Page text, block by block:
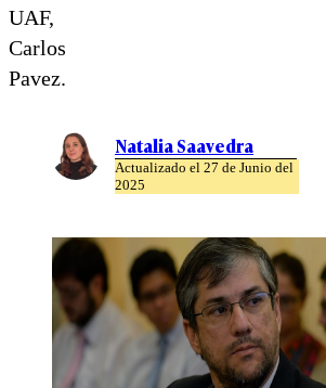
UAF,
Carlos
Pavez.
Natalia Saavedra
Actualizado el 27 de Junio del
2025